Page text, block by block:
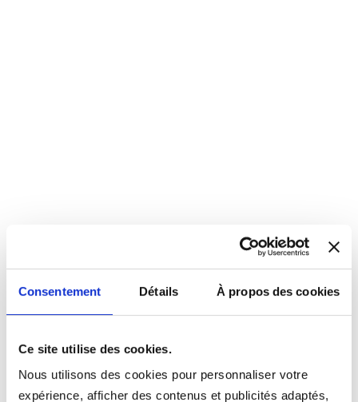
Consentement Détails À propos des cookies
Ce site utilise des cookies.
Nous utilisons des cookies pour personnaliser votre
expérience, afficher des contenus et publicités adaptés,